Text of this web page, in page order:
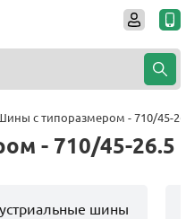
с типоразмером - 710/45-
- 710/45-26.5
шины